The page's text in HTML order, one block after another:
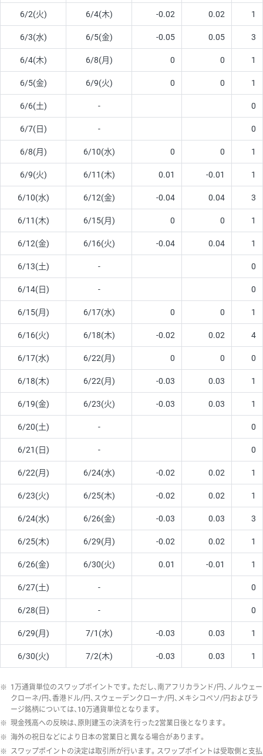
6/2(火) 6/4(木) -0.02 0.02 1
6/3(水) 6/5(金) -0.05 0.05 3
6/4(木) 6/8(月) 0 0 1
6/5(金) 6/9(火) 0 0 1
6/6(土) - 0
6/7(日) - 0
6/8(月) 6/10(水) 0 0 1
6/9(火) 6/11(木) 0.01 -0.01 1
6/10(水) 6/12(金) -0.04 0.04 3
6/11(木) 6/15(月) 0 0 1
6/12(金) 6/16(火) -0.04 0.04 1
6/13(土) - 0
6/14(日) - 0
6/15(月) 6/17(水) 0 0 1
6/16(火) 6/18(木) -0.02 0.02 4
6/17(水) 6/22(月) 0 0 0
6/18(木) 6/22(月) -0.03 0.03 1
6/19(金) 6/23(火) -0.03 0.03 1
6/20(土) - 0
6/21(日) - 0
6/22(月) 6/24(水) -0.02 0.02 1
6/23(火) 6/25(木) -0.02 0.02 1
6/24(水) 6/26(金) -0.03 0.03 3
6/25(木) 6/29(月) -0.02 0.02 1
6/26(金) 6/30(火) 0.01 -0.01 1
6/27(土) - 0
6/28(日) - 0
6/29(月) 7/1(水) -0.03 0.03 1
6/30(火) 7/2(木) -0.03 0.03 1
※ 1万通貨単位のスワップポイントです。ただし、南アフリカランド/円、ノルウェー
クローネ/円、香港ドル/円、スウェーデンクローナ/円、メキシコペソ/円およびラ
ージ銘柄については、10万通貨単位となります。
※ 現金残高への反映は、原則建玉の決済を行った2営業日後となります。
※ 海外の祝日などにより日本の営業日と異なる場合があります。
※ スワップポイントの決定は取引所が行います。スワップポイントは受取側と支払